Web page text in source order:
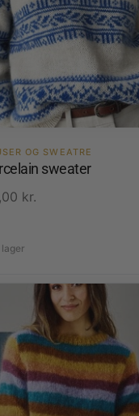
OG SWEATRE
sweater
kr.
lager